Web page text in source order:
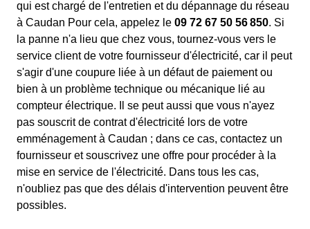
qui est chargé de l'entretien et du dépannage du réseau
à Caudan Pour cela, appelez le 09 72 67 50 56 850. Si
la panne n'a lieu que chez vous, tournez-vous vers le
service client de votre fournisseur d'électricité, car il peut
s'agir d'une coupure liée à un défaut de paiement ou
bien à un problème technique ou mécanique lié au
compteur électrique. Il se peut aussi que vous n'ayez
pas souscrit de contrat d'électricité lors de votre
emménagement à Caudan ; dans ce cas, contactez un
fournisseur et souscrivez une offre pour procéder à la
mise en service de l'électricité. Dans tous les cas,
n'oubliez pas que des délais d'intervention peuvent être
possibles.